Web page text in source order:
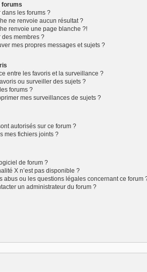
forums
les forums ?
ne renvoie aucun résultat ?
renvoie une page blanche ?!
des membres ?
mes propres messages et sujets ?
entre les favoris et la surveillance ?
ou surveiller des sujets ?
forums ?
mes surveillances de sujets ?
autorisés sur ce forum ?
mes fichiers joints ?
de forum ?
X n’est pas disponible ?
abus ou les questions légales concernant ce forum
un administrateur du forum ?